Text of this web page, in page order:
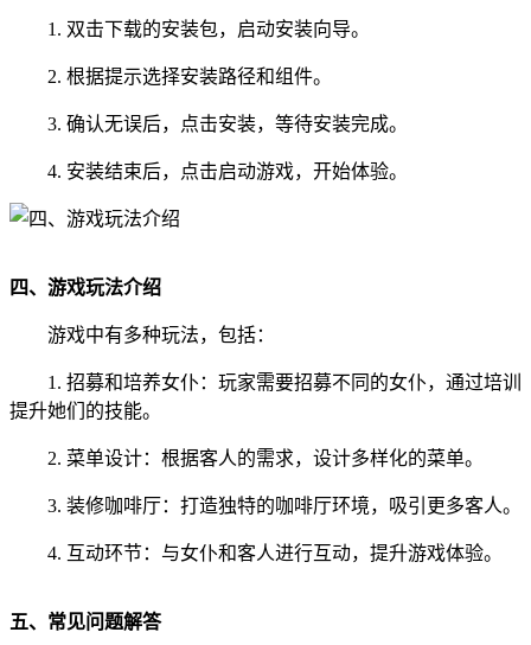
1. 双击下载的安装包，启动安装向导。
2. 根据提示选择安装路径和组件。
3. 确认无误后，点击安装，等待安装完成。
4. 安装结束后，点击启动游戏，开始体验。
四、游戏玩法介绍
游戏中有多种玩法，包括：
1. 招募和培养女仆：玩家需要招募不同的女仆，通过培训
提升她们的技能。
2. 菜单设计：根据客人的需求，设计多样化的菜单。
3. 装修咖啡厅：打造独特的咖啡厅环境，吸引更多客人。
4. 互动环节：与女仆和客人进行互动，提升游戏体验。
五、常见问题解答